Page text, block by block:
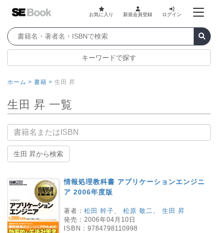
お気に入り 新規会員登録 ログイン
キーワードで探す
ホーム > 書籍 > 生田 昇
生田 昇 一覧
書籍名
生田 昇から検索
情報処理教科書 アプリケーションエンジニ
ア 2006年度版
著者： 松田 幹子、 松原 敬二、 生田 昇
発売： 2006年04月10日
ISBN： 9784798110998